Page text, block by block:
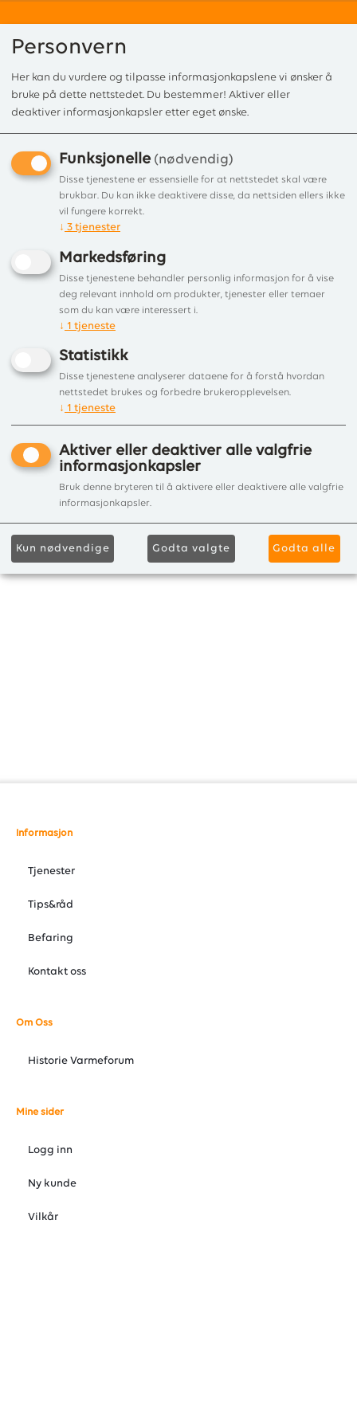
Forside/ Produkt
Kunne ikke finne produktet
Informasjon
Tjenester
Tips&råd
Befaring
Kontakt oss
Om Oss
Historie Varmeforum
Mine sider
Logg inn
Ny kunde
Vilkår
Personvern
Her kan du vurdere og tilpasse informasjonkapslene vi ønsker å
bruke på dette nettstedet. Du bestemmer! Aktiver eller
deaktiver informasjonkapsler etter eget ønske.
Funksjonelle (nødvendig)
Disse tjenestene er essensielle for at nettstedet skal være
brukbar. Du kan ikke deaktivere disse, da nettsiden ellers ikke
vil fungere korrekt.
↓ 3 tjenester
Markedsføring
Disse tjenestene behandler personlig informasjon for å vise
deg relevant innhold om produkter, tjenester eller temaer
som du kan være interessert i.
↓ 1 tjeneste
Statistikk
Disse tjenestene analyserer dataene for å forstå hvordan
nettstedet brukes og forbedre brukeropplevelsen.
↓ 1 tjeneste
Aktiver eller deaktiver alle valgfrie
informasjonkapsler
Bruk denne bryteren til å aktivere eller deaktivere alle valgfrie
informasjonkapsler.
Kun nødvendige Godta valgte Godta alle